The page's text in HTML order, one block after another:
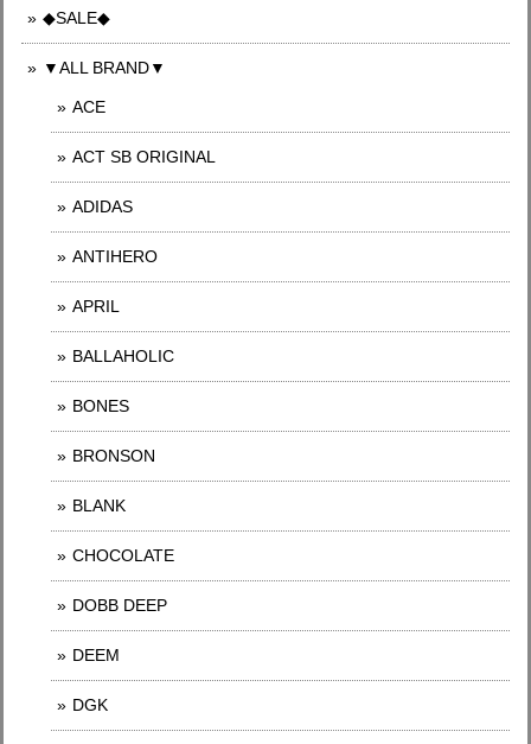
◆SALE◆
▼ALL BRAND▼
ACE
ACT SB ORIGINAL
ADIDAS
ANTIHERO
APRIL
BALLAHOLIC
BONES
BRONSON
BLANK
CHOCOLATE
DOBB DEEP
DEEM
DGK